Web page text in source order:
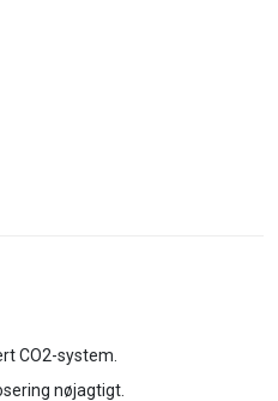
CO2-system.
nøjagtigt.